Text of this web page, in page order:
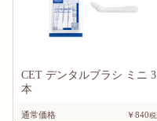
CET デンタルブラシ ミニ 3
本
通常価格
￥840